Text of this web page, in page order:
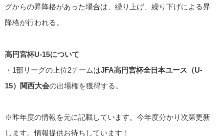
グからの昇降格があった場合は、繰り上げ、繰り下げによる昇
降格が行われる。
高円宮杯U-15について
・1部リーグの上位2チームはJFA高円宮杯全日本ユース（U-
15）関西大会の出場権を獲得する。
※昨年度の情報を元に記載しています。今年度分かり次第更新
します。情報提供お待ちしています！